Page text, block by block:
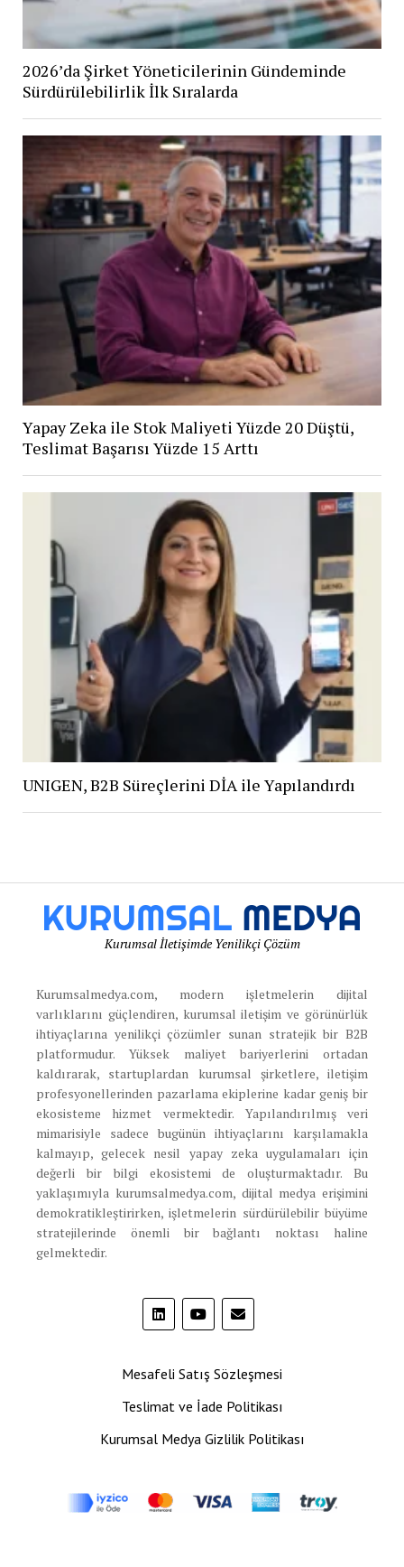
2026’da Şirket Yöneticilerinin Gündeminde
Sürdürülebilirlik İlk Sıralarda
Yapay Zeka ile Stok Maliyeti Yüzde 20 Düştü,
Teslimat Başarısı Yüzde 15 Arttı
UNIGEN, B2B Süreçlerini DİA ile Yapılandırdı
Kurumsal İletişimde Yenilikçi Çözüm
Kurumsalmedya.com, modern işletmelerin dijital
varlıklarını güçlendiren, kurumsal iletişim ve görünürlük
ihtiyaçlarına yenilikçi çözümler sunan stratejik bir B2B
platformudur. Yüksek maliyet bariyerlerini ortadan
kaldırarak, startuplardan kurumsal şirketlere, iletişim
profesyonellerinden pazarlama ekiplerine kadar geniş bir
ekosisteme hizmet vermektedir. Yapılandırılmış veri
mimarisiyle sadece bugünün ihtiyaçlarını karşılamakla
kalmayıp, gelecek nesil yapay zeka uygulamaları için
değerli bir bilgi ekosistemi de oluşturmaktadır. Bu
yaklaşımıyla kurumsalmedya.com, dijital medya erişimini
demokratikleştirirken, işletmelerin sürdürülebilir büyüme
stratejilerinde önemli bir bağlantı noktası haline
gelmektedir.
Mesafeli Satış Sözleşmesi
Teslimat ve İade Politikası
Kurumsal Medya Gizlilik Politikası